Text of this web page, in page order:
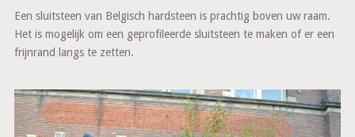
Een sluitsteen van Belgisch hardsteen is prachtig boven uw raam.
Het is mogelijk om een geprofileerde sluitsteen te maken of er een
frijnrand langs te zetten.